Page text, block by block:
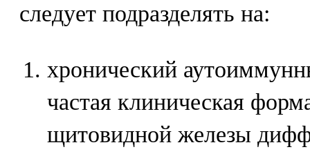
следует подразделять на:
хронический
частая клиническая
щитовидной железы